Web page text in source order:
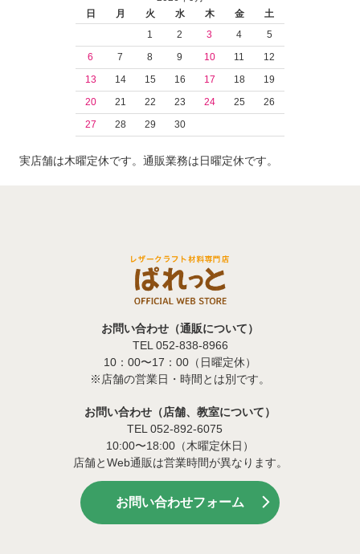
日
月 火 水 木 金
土
1
2 3 4
5
6
7 8 9 10 11
12
13
14 15 16 17 18
19
20
21 22 23 24 25
26
27
28 29 30
実店舗は木曜定休です。通販業務は日曜定休です。
お問い合わせ（通販について）
TEL 052-838-8966
10：00〜17：00（日曜定休）
※店舗の営業日・時間とは別です。
お問い合わせ（店舗、教室について）
TEL 052-892-6075
10:00〜18:00（木曜定休日）
店舗とWeb通販は営業時間が異なります。
お問い合わせフォーム